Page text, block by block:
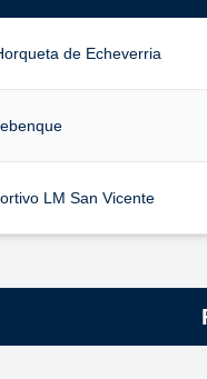
de Echeverria
LM San Vicente